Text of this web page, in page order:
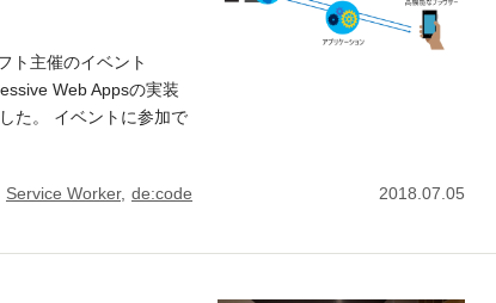
ト主催のイベント
Web Appsの実装
た。 イベントに参加で
Service Worker, de:code 2018.07.05